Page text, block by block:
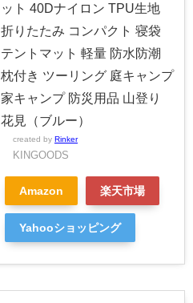
ット 40Dナイロン TPU生地
折りたたみ コンパクト 寝袋
テントマット 軽量 防水防潮
枕付き ツーリング 庭キャンプ
家キャンプ 防災用品 山登り
花見（ブルー）
created by Rinker
KINGOODS
Amazon 楽天市場
Yahooショッピング